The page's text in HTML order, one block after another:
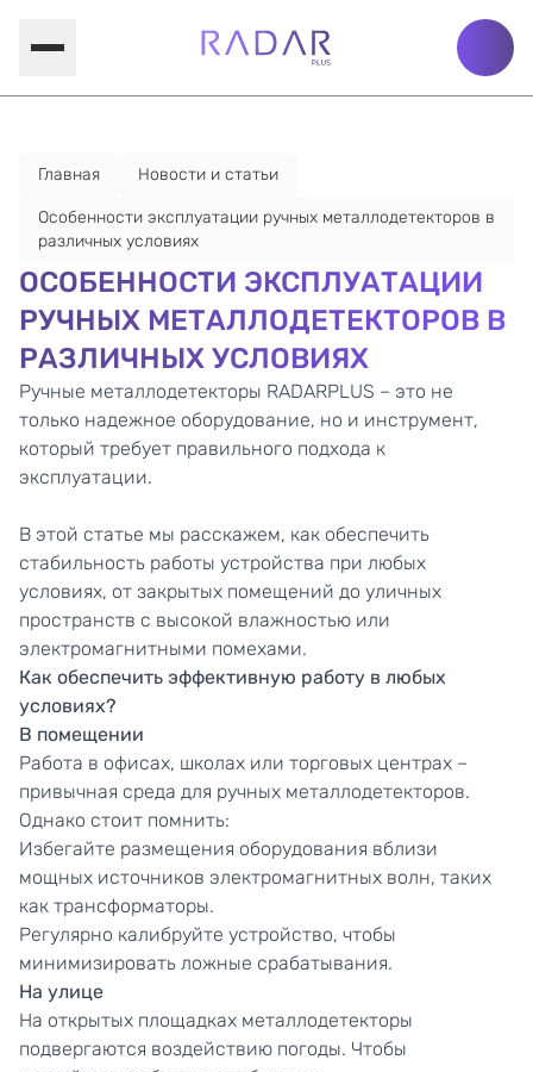
Главная Новости и статьи
Особенности эксплуатации ручных металлодетекторов в
различных условиях
ОСОБЕННОСТИ ЭКСПЛУАТАЦИИ
РУЧНЫХ МЕТАЛЛОДЕТЕКТОРОВ В
РАЗЛИЧНЫХ УСЛОВИЯХ
Ручные металлодетекторы RADARPLUS – это не
только надежное оборудование, но и инструмент,
который требует правильного подхода к
эксплуатации.
В этой статье мы расскажем, как обеспечить
стабильность работы устройства при любых
условиях, от закрытых помещений до уличных
пространств с высокой влажностью или
электромагнитными помехами.
Как обеспечить эффективную работу в любых
условиях?
В помещении
Работа в офисах, школах или торговых центрах –
привычная среда для ручных металлодетекторов.
Однако стоит помнить:
Избегайте размещения оборудования вблизи
мощных источников электромагнитных волн, таких
как трансформаторы.
Регулярно калибруйте устройство, чтобы
минимизировать ложные срабатывания.
На улице
На открытых площадках металлодетекторы
подвергаются воздействию погоды. Чтобы